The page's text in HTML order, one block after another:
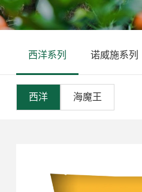
西洋系列
西洋 海魔王
诺威施系列
追丰豹 贵州诺威施
龙腾盛世 龙腾卫禾